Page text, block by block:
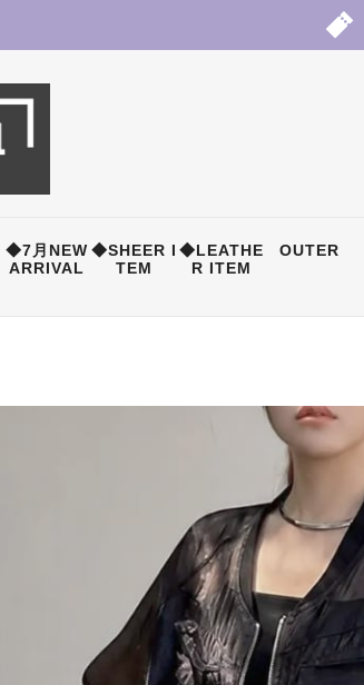
◆7月NEW
ARRIVAL
◆SHEER I
TEM
◆LEATHE
R ITEM
OUTER